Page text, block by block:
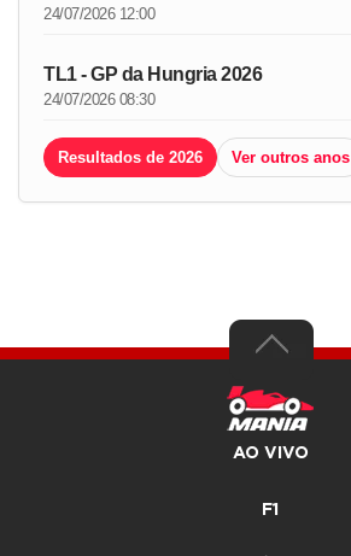
24/07/2026 12:00
TL1 - GP da Hungria 2026
24/07/2026 08:30
Resultados de 2026 Ver outros anos
AO VIVO
F1